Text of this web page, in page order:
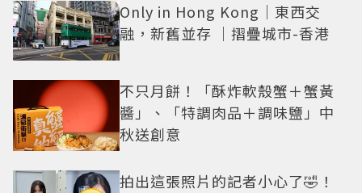
Only in Hong Kong｜東西交
融，新舊並存 ｜摺疊城市-香港
不只月餅！「酥炸軟殼蟹＋蟹黃
醬」、「特調肉品＋調味鹽」中
秋送創意
拍出這張照片的記者小心了🤣！